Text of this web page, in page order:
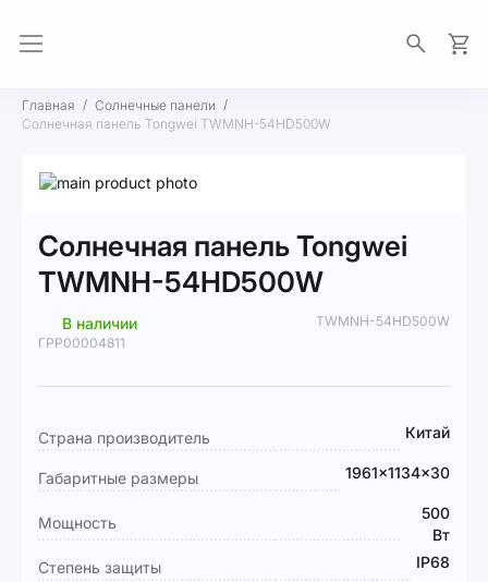
Главная
Солнечные панели
Солнечная панель Tongwei TWMNH-54HD500W
Пропустить
к
галереям
изображений
началу
галереи
изображений
Солнечная панель Tongwei
TWMNH-54HD500W
В наличии
TWMNH-54HD500W
ГРР00004811
Подробная
информация
Страна производитель Китай
Габаритные размеры 1961×1134×30
Мощность
500
Вт
Степень защиты
IP68